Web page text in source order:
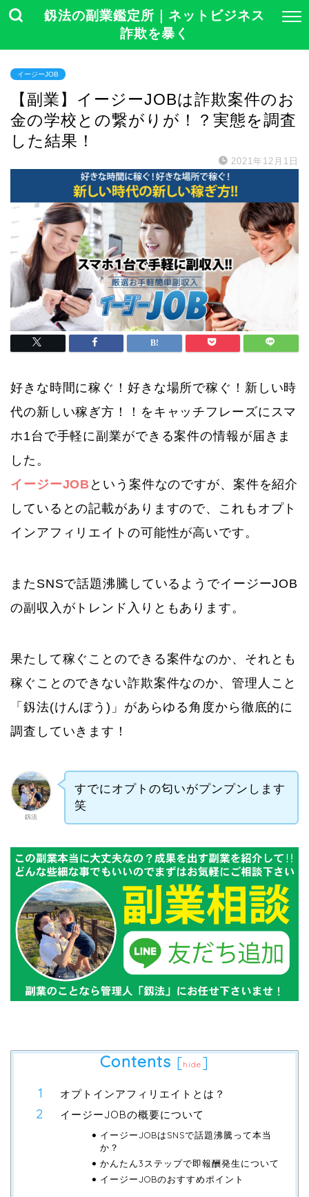
釼法の副業鑑定所｜ネットビジネス
詐欺を暴く
イージーJOB
【副業】イージーJOBは詐欺案件のお
金の学校との繋がりが！？実態を調査
した結果！
2021年12月1日
好きな時間に稼ぐ！好きな場所で稼ぐ！新しい時
代の新しい稼ぎ方！！をキャッチフレーズにスマ
ホ1台で手軽に副業ができる案件の情報が届きま
した。
イージーJOB という案件なのですが、案件を紹介
しているとの記載がありますので、これもオプト
インアフィリエイトの可能性が高いです。
またSNSで話題沸騰しているようでイージーJOB
の副収入がトレンド入りともあります。
果たして稼ぐことのできる案件なのか、それとも
稼ぐことのできない詐欺案件なのか、管理人こと
「釼法(けんぽう)」があらゆる角度から徹底的に
調査していきます！
釼法
すでにオプトの匂いがプンプンします
笑
Contents [hide ]
オプトインアフィリエイトとは？
イージーJOBの概要について
イージーJOBはSNSで話題沸騰って本当
か？
かんたん3ステップで即報酬発生について
イージーJOBのおすすめポイント